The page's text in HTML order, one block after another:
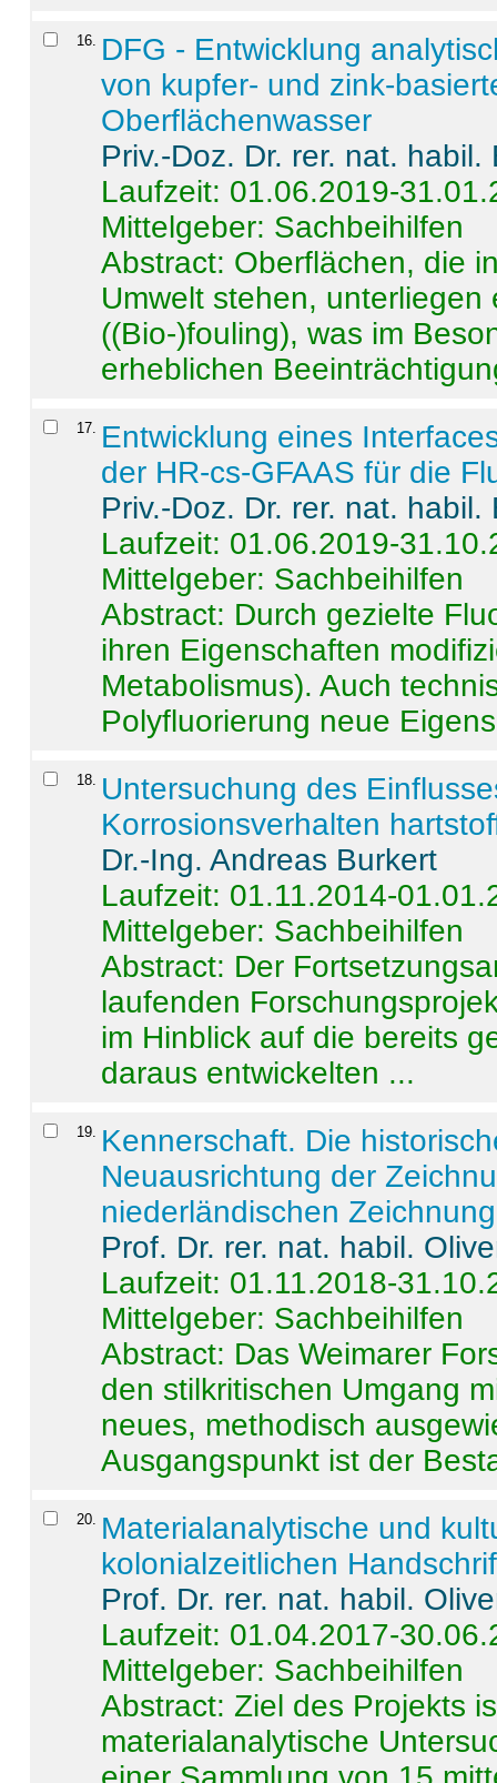
16
DFG - Entwicklung
von kupfer- und zink-
Oberflächenwasser
Priv.-Doz. Dr. rer. nat.
Laufzeit: 01.06.2019-
Mittelgeber: Sachbeihilfen
Abstract: Oberflächen, die
Umwelt stehen,
((Bio-)fouling), was im
erheblichen
17
Entwicklung eines
der HR-cs-GFAAS für die
Priv.-Doz. Dr. rer. nat.
Laufzeit: 01.06.2019-
Mittelgeber: Sachbeihilfen
Abstract: Durch gezielte
ihren Eigenschaften
Metabolismus). Auch
Polyfluorierung neue
18
Untersuchung des
Korrosionsverhalten
Dr.-Ing. Andreas Burkert
Laufzeit: 01.11.2014-
Mittelgeber: Sachbeihilfen
Abstract: Der
laufenden
im Hinblick auf die bereits
daraus entwickelten ...
19
Kennerschaft. Die
Neuausrichtung der
niederländischen
Prof. Dr. rer. nat. habil.
Laufzeit: 01.11.2018-
Mittelgeber: Sachbeihilfen
Abstract: Das Weimarer
den stilkritischen Umgang
neues, methodisch
Ausgangspunkt ist der
20
Materialanalytische und
kolonialzeitlichen
Prof. Dr. rer. nat. habil.
Laufzeit: 01.04.2017-
Mittelgeber: Sachbeihilfen
Abstract:Ziel des Projekts
materialanalytische